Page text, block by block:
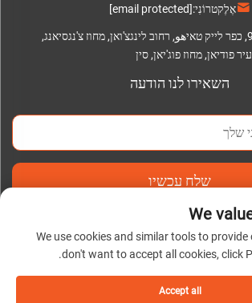
אֶלֶקטרוֹנִי:[email protected]
Address: מס' 987, כפר לייק טאיهو, רחוב לינגצ'ואן, מחוז צ'נגסיאנג,
עיר פודיאן, מחוז פוג'יאן, סין
השאירו לנו הודעה
שלח עכשיו
We
We use cookies and similar tools to provide
don't want to accept all cookies, click
Accept all